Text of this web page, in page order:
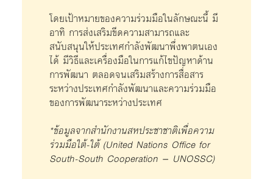
โดยเป้าหมายของความร่วมมือในลักษณะนี้ มี
อาทิ การส่งเสริมขีดความสามารถและ
สนับสนุนให้ประเทศกำลังพัฒนาพึ่งพาตนเอง
ได้ มีวิธีและเครื่องมือในการแก้ไขปัญหาด้าน
การพัฒนา ตลอดจนเสริมสร้างการสื่อสาร
ระหว่างประเทศกำลังพัฒนาและความร่วมมือ
ของการพัฒนาระหว่างประเทศ
*ข้อมูลจากสำนักงานสหประชาชาติเพื่อความ
ร่วมมือใต้-ใต้ (United Nations Office for
South-South Cooperation – UNOSSC)